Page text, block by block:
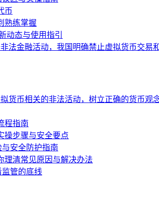
币
熟练掌握
动态与使用指引
法金融活动，我国明确禁止虚拟货币交
货币相关的非法活动，树立正确的货币
程指南
操步骤与安全要点
安全防护指南
理清常见原因与解决办法
管的底线